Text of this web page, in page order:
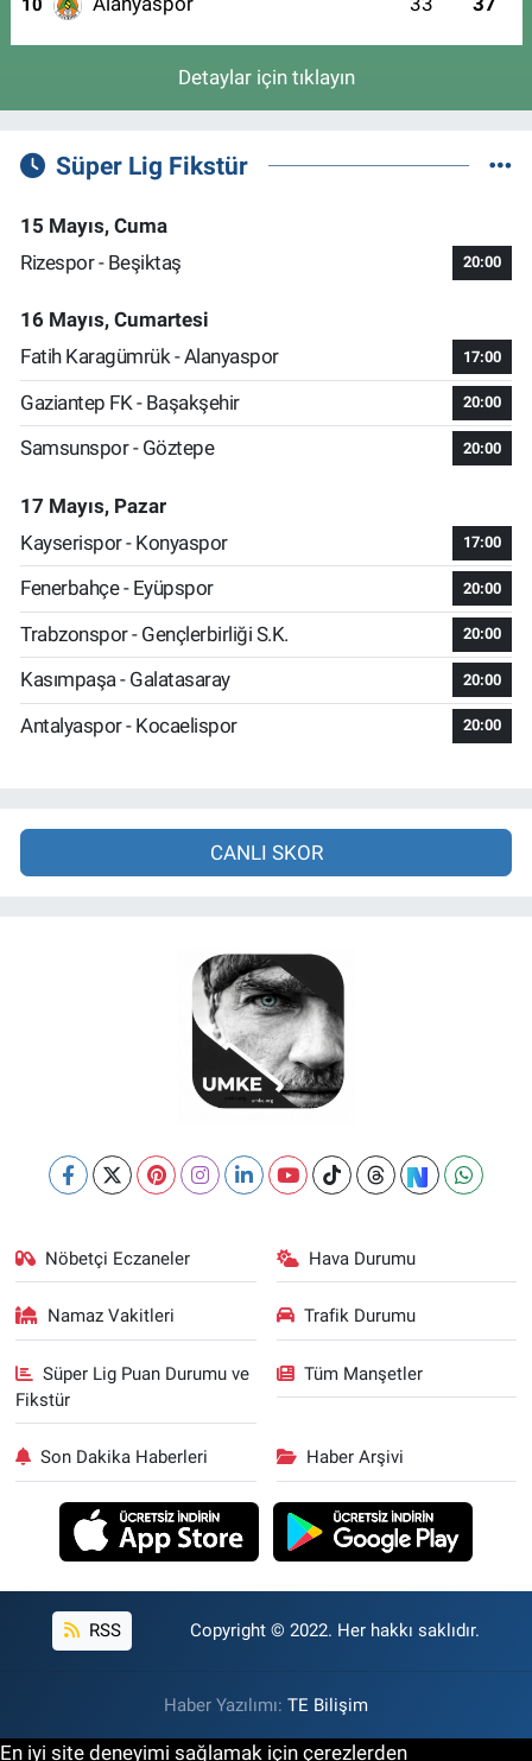
10
Detaylar için tıklayın
Süper Lig Fikstür
15 Mayıs, Cuma
Rizespor - Beşiktaş
20:00
16 Mayıs, Cumartesi
Fatih Karagümrük - Alanyaspor
17:00
Gaziantep FK - Başakşehir 20:00
Samsunspor - Göztepe 20:00
17 Mayıs, Pazar
Kayserispor - Konyaspor
17:00
Fenerbahçe - Eyüpspor 20:00
Trabzonspor - Gençlerbirliği S.K. 20:00
Kasımpaşa - Galatasaray 20:00
Antalyaspor - Kocaelispor 20:00
CANLI SKOR
Nöbetçi Eczaneler Hava Durumu
Namaz Vakitleri Trafik Durumu
Süper Lig Puan Durumu ve
Fikstür
Tüm Manşetler
Son Dakika Haberleri Haber Arşivi
RSS Copyright © 2022. Her hakkı saklıdır.
Haber Yazılımı: TE Bilişim
En iyi site deneyimi sağlamak için çerezlerden